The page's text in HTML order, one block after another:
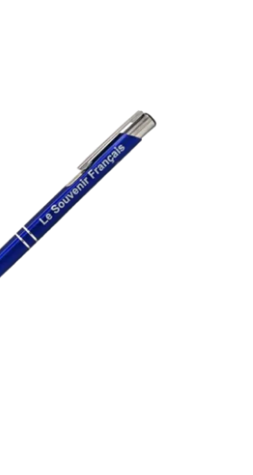
Stylo bille métal